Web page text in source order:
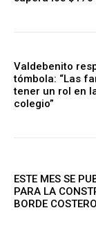
Valdebenito
tómbola: “Las
tener un rol en
colegio”
ESTE MES SE
PARA LA
BORDE